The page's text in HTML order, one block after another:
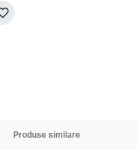
Produse similare